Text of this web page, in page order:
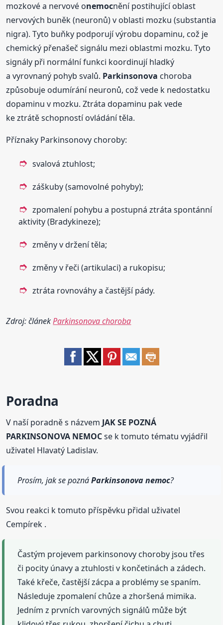
mozkové a nervové onemocnění postihující oblast
nervových buněk (neuronů) v oblasti mozku (substantia
nigra). Tyto buňky podporují výrobu dopaminu, což je
chemický přenašeč signálu mezi oblastmi mozku. Tyto
signály při normální funkci koordinují hladký
a vyrovnaný pohyb svalů. Parkinsonova choroba
způsobuje odumírání neuronů, což vede k nedostatku
dopaminu v mozku. Ztráta dopaminu pak vede
ke ztrátě schopností ovládání těla.
Příznaky Parkinsonovy choroby:
svalová ztuhlost;
záškuby (samovolné pohyby);
zpomalení pohybu a postupná ztráta spontánní
aktivity (Bradykineze);
změny v držení těla;
změny v řeči (artikulaci) a rukopisu;
ztráta rovnováhy a častější pády.
Zdroj: článekParkinsonova choroba
Poradna
V naší poradně s názvem JAK SE POZNÁ
PARKINSONOVA NEMOCse k tomuto tématu vyjádřil
uživatel Hlavatý Ladislav.
Prosím, jak se poznáParkinsonova nemoc?
Svou reakci k tomuto příspěvku přidal uživatel
Cempírek .
Častým projevem parkinsonovy choroby jsou třes
či pocity únavy a ztuhlosti v končetinách a zádech.
Také křeče, častější zácpa a problémy se spaním.
Následuje zpomalení chůze a zhoršená mimika.
Jedním z prvních varovných signálů může být